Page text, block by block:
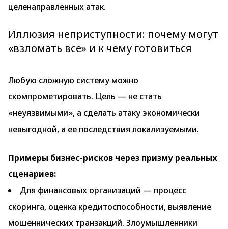
целенаправленных атак.
Иллюзия неприступности: почему могут
«взломать все» и к чему готовиться
Любую сложную систему можно
скомпрометировать. Цель — не стать
«неуязвимыми», а сделать атаку экономически
невыгодной, а ее последствия локализуемыми.
Примеры бизнес-рисков через призму реальных
сценариев:
Для финансовых организаций — процесс
скоринга, оценка кредитоспособности, выявление
мошеннических транзакций. Злоумышленники